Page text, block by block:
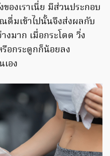
องเราเนี่ย มีส่วนประกอบ
ดื่มเข้าไปนั้นจึงส่งผลกับ
มาก เมื่อกระโดด วิ่ง
อกระดูกก็น้อยลง
อง